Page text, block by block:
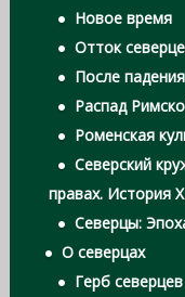
Новое время
Отток
После
Распад
Роменская
Северский
правах. История
Северцы:
О северцах
Герб северцев